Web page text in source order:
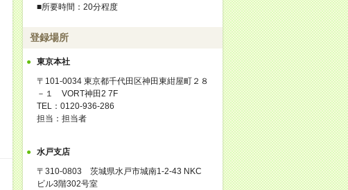
■所要時間：20分程度
登録場所
東京本社
〒101-0034 東京都千代田区神田東紺屋町２８
－１ VORT神田2 7F
TEL：0120-936-286
担当：担当者
水戸支店
〒310-0803 茨城県水戸市城南1-2-43 NKC
ビル3階302号室